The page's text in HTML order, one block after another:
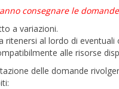
consegnare le
a variazioni.
ritenersi al lordo di eventuali
alle risorse
delle domande